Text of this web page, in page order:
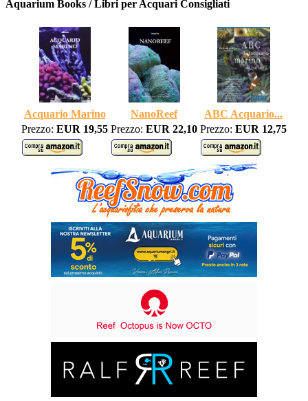
Aquarium Books / Libri per Acquari Consigliati
Acquario Marino NanoReef
ABC Acquario...
Prezzo: EUR 19,55 Prezzo: EUR 22,10 Prezzo: EUR 12,75